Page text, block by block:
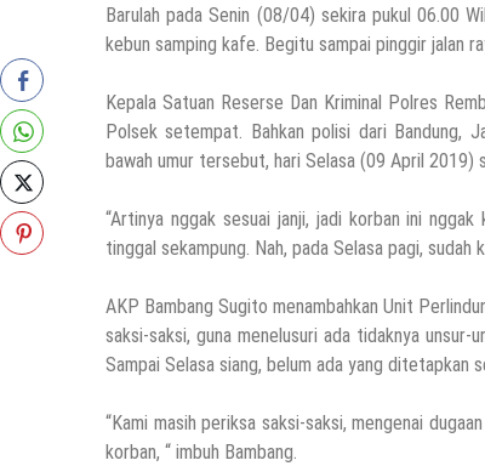
Barulah pada Senin (08/04) sekira pukul 06.00
kebun samping kafe. Begitu sampai pinggir jalan
Kepala Satuan Reserse Dan Kriminal Polres
Polsek setempat. Bahkan polisi dari Bandung,
bawah umur tersebut, hari Selasa (09 April 2019)
“Artinya nggak sesuai janji, jadi korban ini
tinggal sekampung. Nah, pada Selasa pagi, sudah
AKP Bambang Sugito menambahkan Unit
saksi-saksi, guna menelusuri ada tidaknya unsur-
Sampai Selasa siang, belum ada yang ditetapkan
“Kami masih periksa saksi-saksi, mengenai
korban, “ imbuh Bambang.